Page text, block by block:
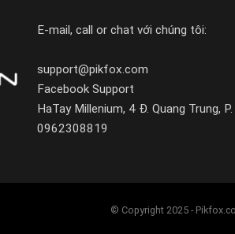
E-mail, call or chat với chúng tôi:
support@pikfox.com
Facebook Support
HaTay Millenium, 4 Đ. Quang Trung,
0962308819
© Copyright 2025 -